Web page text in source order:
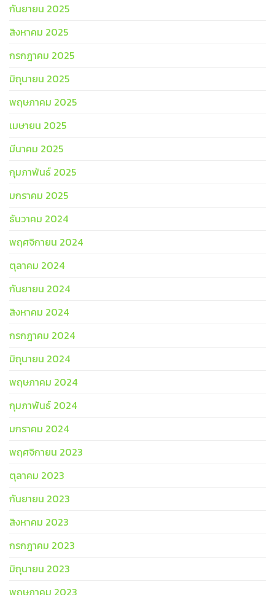
กันยายน 2025
สิงหาคม 2025
กรกฎาคม 2025
มิถุนายน 2025
พฤษภาคม 2025
เมษายน 2025
มีนาคม 2025
กุมภาพันธ์ 2025
มกราคม 2025
ธันวาคม 2024
พฤศจิกายน 2024
ตุลาคม 2024
กันยายน 2024
สิงหาคม 2024
กรกฎาคม 2024
มิถุนายน 2024
พฤษภาคม 2024
กุมภาพันธ์ 2024
มกราคม 2024
พฤศจิกายน 2023
ตุลาคม 2023
กันยายน 2023
สิงหาคม 2023
กรกฎาคม 2023
มิถุนายน 2023
พฤษภาคม 2023